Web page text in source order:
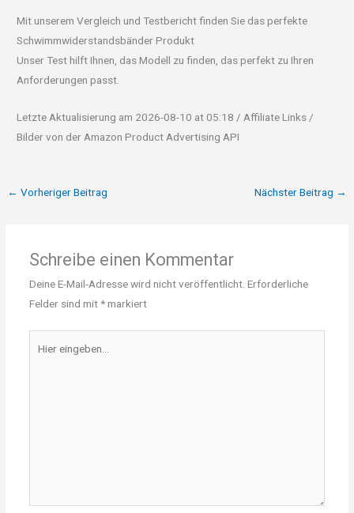
Mit unserem Vergleich und Testbericht finden Sie das perfekte
Schwimmwiderstandsbänder Produkt
Unser Test hilft Ihnen, das Modell zu finden, das perfekt zu Ihren
Anforderungen passt.
Letzte Aktualisierung am 2026-08-10 at 05:18 / Affiliate Links /
Bilder von der Amazon Product Advertising API
← Vorheriger Beitrag Nächster Beitrag →
Schreibe einen Kommentar
Deine E-Mail-Adresse wird nicht veröffentlicht. Erforderliche
Felder sind mit*markiert
eingeben…